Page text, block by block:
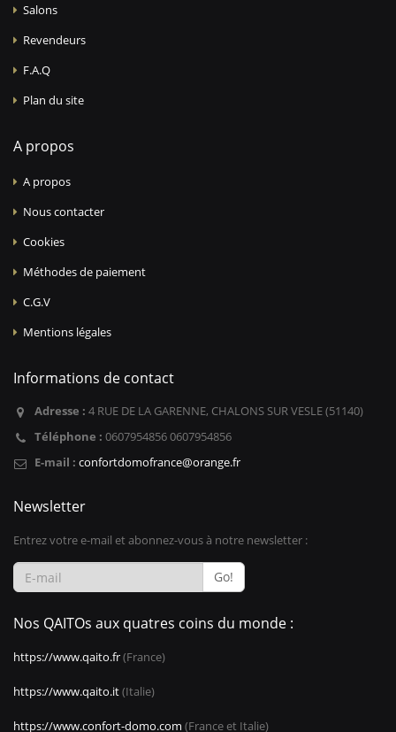
Salons
Revendeurs
F.A.Q
Plan du site
A propos
A propos
Nous contacter
Cookies
Méthodes de paiement
C.G.V
Mentions légales
Informations de contact
Adresse : 4 RUE DE LA GARENNE, CHALONS SUR VESLE (51140)
Téléphone : 0607954856 0607954856
E-mail : confortdomofrance@orange.fr
Newsletter
Entrez votre e-mail et abonnez-vous à notre newsletter :
Go!
Nos QAITOs aux quatres coins du monde :
https://www.qaito.fr(France)
https://www.qaito.it(Italie)
https://www.confort-domo.com (France et Italie)